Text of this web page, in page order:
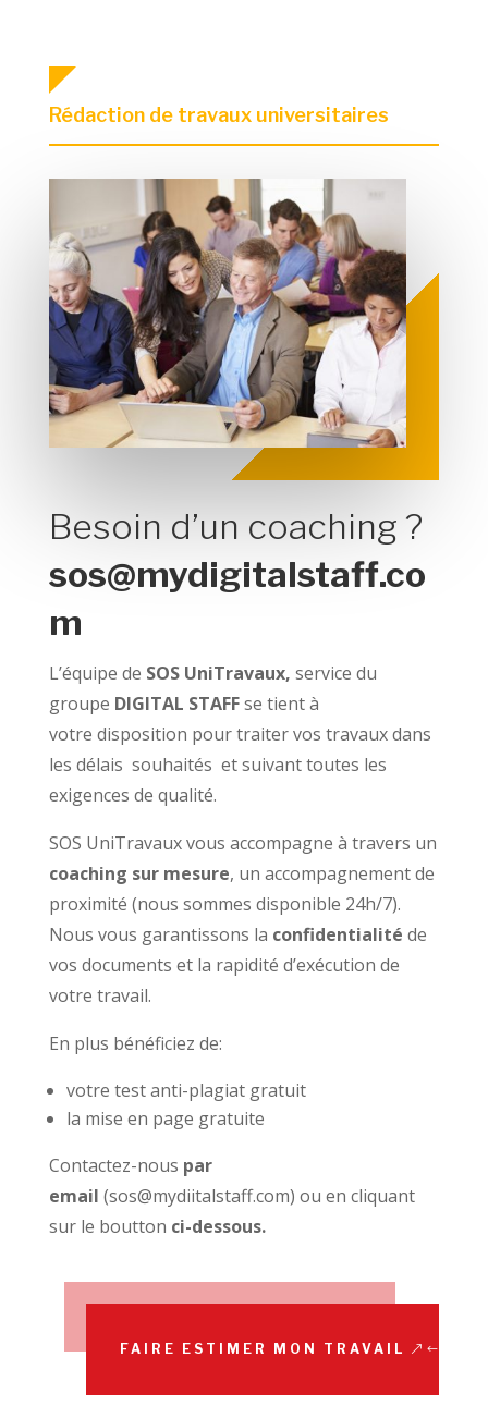
Rédaction de travaux universitaires
Besoin d’un coaching ?
sos@mydigitalstaff.co
m
L’équipe de SOS UniTravaux, service du
groupe DIGITAL STAFFse tient à
votre disposition pour traiter vos travaux dans
les délais souhaités et suivant toutes les
exigences de qualité.
SOS UniTravaux vous accompagne à travers un
coaching sur mesure, un accompagnement de
proximité (nous sommes disponible 24h/7).
Nous vous garantissons la confidentialité de
vos documents et la rapidité d’exécution de
votre travail.
En plus bénéficiez de:
votre test anti-plagiat gratuit
la mise en page gratuite
Contactez-nous par
email (sos@mydiitalstaff.com) ou en cliquant
sur le boutton ci-dessous.
FAIRE ESTIMER MON TRAVAIL